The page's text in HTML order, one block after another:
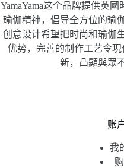
YamaYama这个品牌提供英
瑜伽精神，倡导全方位的瑜
创意设计希望把时尚和瑜伽
优势，完善的制作工艺令
新，凸顯與眾
账
我